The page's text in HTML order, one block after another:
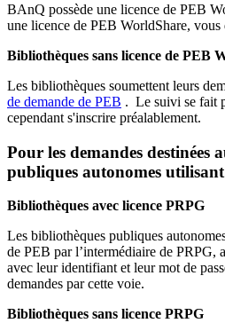
BAnQ possède une licence de PEB
une licence de PEB WorldShare,
Bibliothèques sans licence de PEB
Les bibliothèques soumettent leurs
de demande de PEB . Le suivi se fait
cependant s'inscrire préalablement.
Pour les demandes destinées
publiques autonomes
Bibliothèques avec licence PRPG
Les bibliothèques publiques
de PEB par l’intermédiaire de PRPG,
avec leur identifiant et leur mot de
demandes par cette voie.
Bibliothèques sans licence PRPG